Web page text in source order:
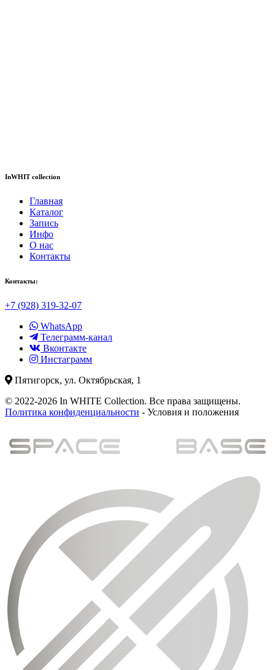
InWHIT collection
Главная
Каталог
Запись
Инфо
О нас
Контакты
Контакты:
+7 (928) 319-32-07
WhatsApp
Телеграмм-канал
Вконтакте
Инстаграмм
Пятигорск, ул. Октябрьская, 1
© 2022-2026 In WHITE Collection. Все права защищены.
Политика конфиденциальности - Условия и положения